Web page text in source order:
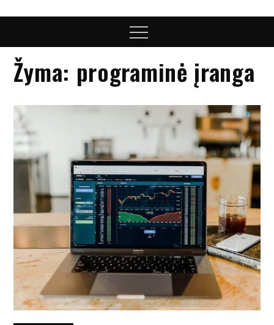
Menu
Žyma: programinė įranga